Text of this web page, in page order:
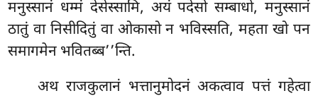
मनुस्सानं धम्मं देसेस्सामि, अयं पदेसो सम्बाधो, मनुस्सानं
ठातुं वा निसीदितुं वा ओकासो न भविस्सति, महता खो पन
समागमेन भवितब्ब’’न्ति.
अथ राजकुलानं भत्तानुमोदनं अकत्वाव पत्तं गहेत्वा